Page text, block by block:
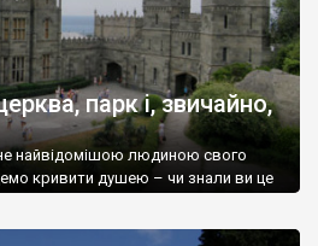
парк і, звичайно,
найвідомішою людиною свого
кривити душею – чи знали ви це